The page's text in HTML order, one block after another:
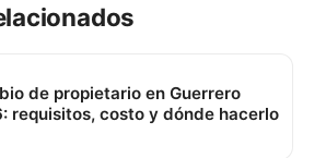
de propietario en Guerrero
requisitos, costo y dónde hacerlo